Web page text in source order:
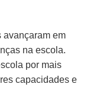
avançaram em
na escola.
por mais
capacidades e